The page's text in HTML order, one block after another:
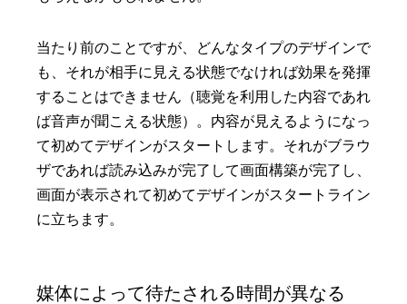
当たり前のことですが、どんなタイプのデザインで
も、それが相手に見える状態でなければ効果を発揮
することはできません（聴覚を利用した内容であれ
ば音声が聞こえる状態）。内容が見えるようになっ
て初めてデザインがスタートします。それがブラウ
ザであれば読み込みが完了して画面構築が完了し、
画面が表示されて初めてデザインがスタートライン
に立ちます。
媒体によって待たされる時間が異なる